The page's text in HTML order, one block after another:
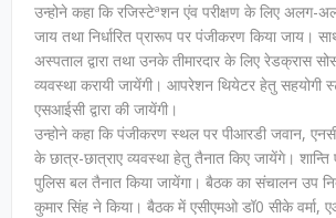
उन्होने कहा कि रजिस्टेªशन एंव परीक्षण के लिए अलग-
जाय तथा निर्धारित प्रारूप पर पंजीकरण किया जाय।
अस्पताल द्वारा तथा उनके तीमारदार के लिए रेडक्रास
व्यवस्था करायी जायेंगी। आपरेशन थियेटर हेतु सहयोगी
एसआईसी द्वारा की जायेंगी।
उन्होने कहा कि पंजीकरण स्थल पर पीआरडी जवान,
के छात्र-छात्राए व्यवस्था हेतु तैनात किए जायेंगे। शान्ति
पुलिस बल तैनात किया जायेंगा। बैठक का संचालन उप
कुमार सिंह ने किया। बैठक में एसीएमओ डॉ0 सीके